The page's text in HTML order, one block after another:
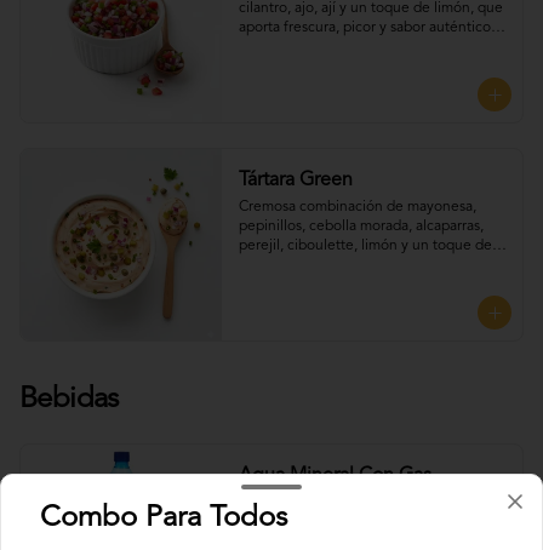
cilantro, ajo, ají y un toque de limón, que
aporta frescura, picor y sabor auténtico
Tártara Green
Cremosa combinación de mayonesa,
pepinillos, cebolla morada, alcaparras,
perejil, ciboulette, limón y un toque de
Bebidas
Agua Mineral Con Gas
Combo Para Todos